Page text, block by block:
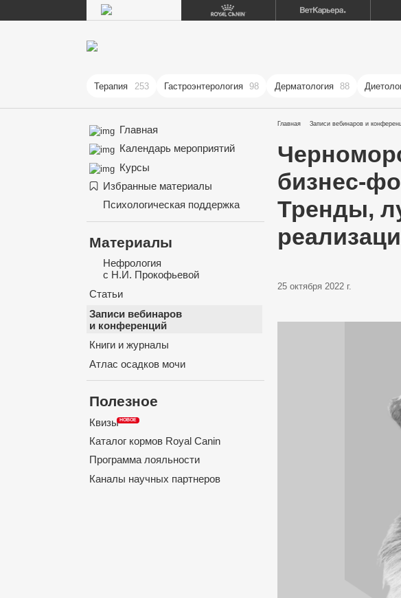
Терапия 253 Гастроэнтерология 98 Дерматология 88
Главная
Календарь мероприятий
Курсы
Избранные материалы
Психологическая поддержка
Материалы
Нефрология
с Н.И. Прокофьевой
Статьи
Записи вебинаров
и конференций
Книги и журналы
Атлас осадков мочи
Полезное
Квизы
Каталог кормов Royal Canin
Программа лояльности
Каналы научных партнеров
Главная Записи вебинаров и
бизнес-
Тренды,
25 октября 2022 г.